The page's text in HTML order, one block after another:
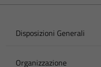
Disposizioni Generali
Organizzazione